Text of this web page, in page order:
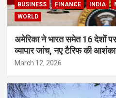
BUSINESS FINANCE INDIA
WORLD
अमेरिका ने भारत समेत 16 देशों
व्यापार जांच, नए टैरिफ की आशंका
March 12, 2026